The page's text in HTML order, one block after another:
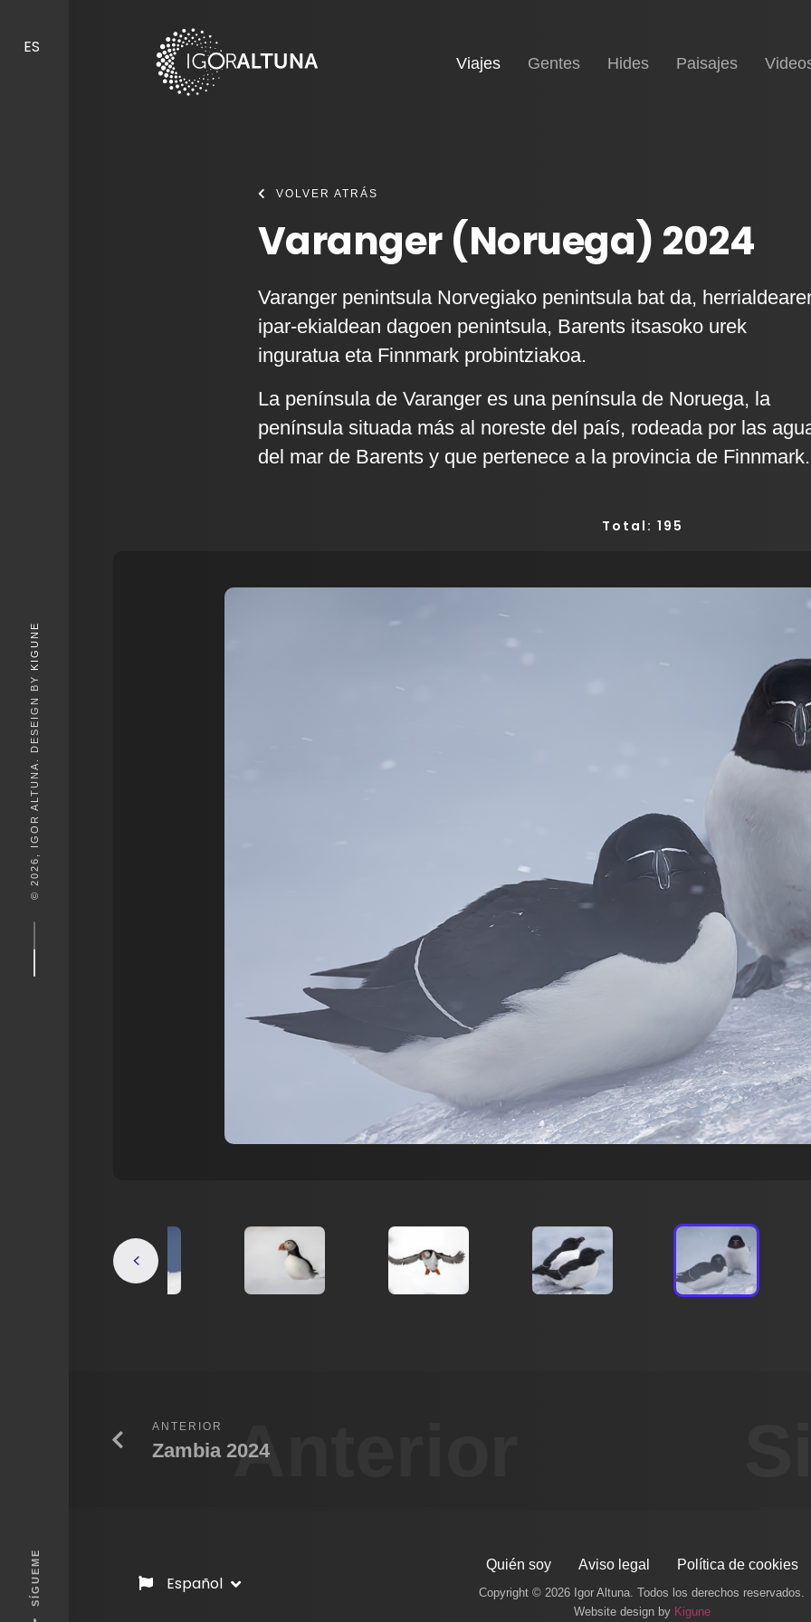
ES
© 2026, IGOR ALTUNA. DESEIGN BY
KIGUNE
SÍGUEME
Inicio
Viajes(current)
Gentes Hides Paisajes
VOLVER ATRÁS
Varanger (Noruega) 2024
Varanger penintsula Norvegiako penintsula bat da,
ipar-ekialdean dagoen penintsula, Barents itsasoko urek
inguratua eta Finnmark probintziakoa.
La península de Varanger es una península de Noruega, la
península situada más al noreste del país, rodeada por las
del mar de Barents y que pertenece a la provincia de Finnmark.
Total: 195
Anterior
ANTERIOR
Zambia 2024
Español
Quién soy Aviso legal Política de cookies
Copyright © 2026 Igor Altuna. Todos los derechos reservados.
Website design by Kigune